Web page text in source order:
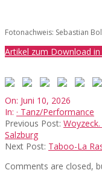
Fotonachweis: Sebastian
Artikel zum Download
2026-
06-
10
On: Juni 10, 2026
In: · Tanz/Performance
Previous Post:
Salzburg
Next Post: Taboo-La
Comments are closed,